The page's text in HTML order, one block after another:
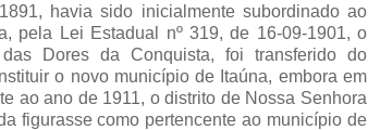
havia sido inicialmente subordinado ao
pela Lei Estadual nº 319, de 16-09-1901, o
Dores da Conquista, foi transferido do
o novo município de Itaúna, embora em
ao ano de 1911, o distrito de Nossa Senhora
figurasse como pertencente ao município de